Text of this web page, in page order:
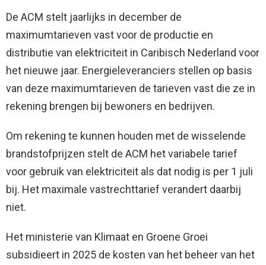
De ACM stelt jaarlijks in december de
maximumtarieven vast voor de productie en
distributie van elektriciteit in Caribisch Nederland voor
het nieuwe jaar. Energieleveranciers stellen op basis
van deze maximumtarieven de tarieven vast die ze in
rekening brengen bij bewoners en bedrijven.
Om rekening te kunnen houden met de wisselende
brandstofprijzen stelt de ACM het variabele tarief
voor gebruik van elektriciteit als dat nodig is per 1 juli
bij. Het maximale vastrechttarief verandert daarbij
niet.
Het ministerie van Klimaat en Groene Groei
subsidieert in 2025 de kosten van het beheer van het